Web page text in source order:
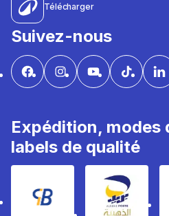
Télécharger
Suivez-nous
Expédition, modes
labels de qualité